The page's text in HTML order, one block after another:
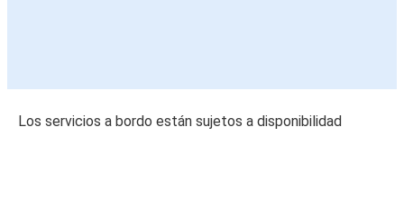
Los servicios a bordo están sujetos a disponibilidad